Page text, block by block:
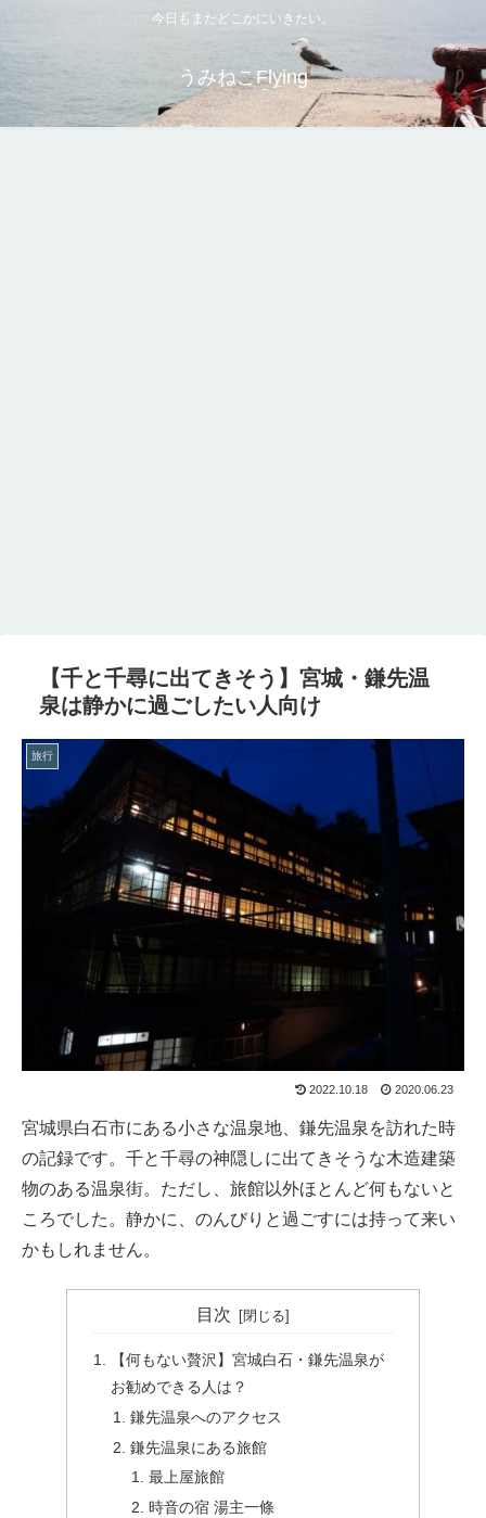
今日もまたどこかにいきたい。
うみねこFlying
【千と千尋に出てきそう】宮城・鎌先温
泉は静かに過ごしたい人向け
旅行
2022.10.18 2020.06.23
宮城県白石市にある小さな温泉地、鎌先温泉を訪れた時
の記録です。千と千尋の神隠しに出てきそうな木造建築
物のある温泉街。ただし、旅館以外ほとんど何もないと
ころでした。静かに、のんびりと過ごすには持って来い
かもしれません。
目次
【何もない贅沢】宮城白石・鎌先温泉が
お勧めできる人は？
鎌先温泉へのアクセス
鎌先温泉にある旅館
最上屋旅館
時音の宿 湯主一條